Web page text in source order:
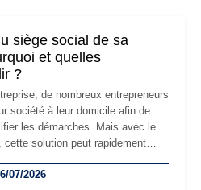
siège social de sa
et quelles
?
de nombreux entrepreneurs
société à leur domicile afin de
les démarches. Mais avec le
solution peut rapidement
image de marque… Le
07/2026